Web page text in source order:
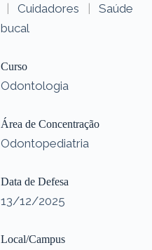
|
Cuidadores |
Saúde
bucal
Curso
Odontologia
Área de Concentração
Odontopediatria
Data de Defesa
13/12/2025
Local/Campus